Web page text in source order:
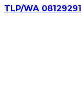
TLP/WA